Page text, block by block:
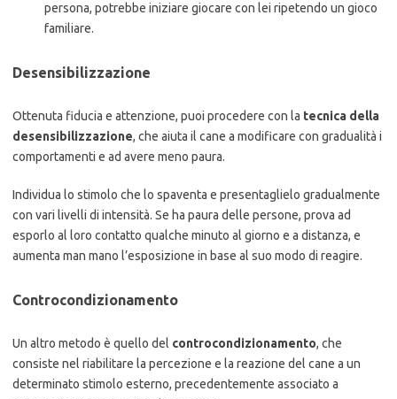
persona, potrebbe iniziare giocare con lei ripetendo un gioco
familiare.
Desensibilizzazione
Ottenuta fiducia e attenzione, puoi procedere con la tecnica della
desensibilizzazione, che aiuta il cane a modificare con gradualità i
comportamenti e ad avere meno paura.
Individua lo stimolo che lo spaventa e presentaglielo gradualmente
con vari livelli di intensità. Se ha paura delle persone, prova ad
esporlo al loro contatto qualche minuto al giorno e a distanza, e
aumenta man mano l’esposizione in base al suo modo di reagire.
Controcondizionamento
Un altro metodo è quello del controcondizionamento, che
consiste nel riabilitare la percezione e la reazione del cane a un
determinato stimolo esterno, precedentemente associato a